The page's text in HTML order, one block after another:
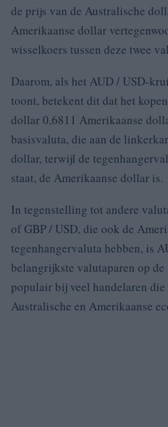
de prijs van de Australische
Amerikaanse dollar
wisselkoers tussen deze twee
Daarom, als het AUD / USD-
toont, betekent dit dat het
dollar 0,6811 Amerikaanse
basisvaluta, die aan de
dollar, terwijl de
staat, de Amerikaanse dollar is.
In tegenstelling tot andere
of GBP / USD, die ook de
tegenhangervaluta hebben, is
belangrijkste valutaparen op
populair bij veel handelaren
Australische en Amerikaanse